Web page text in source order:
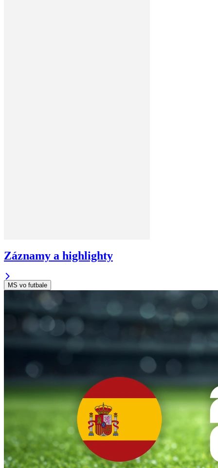
Záznamy a highlighty
MS vo futbale